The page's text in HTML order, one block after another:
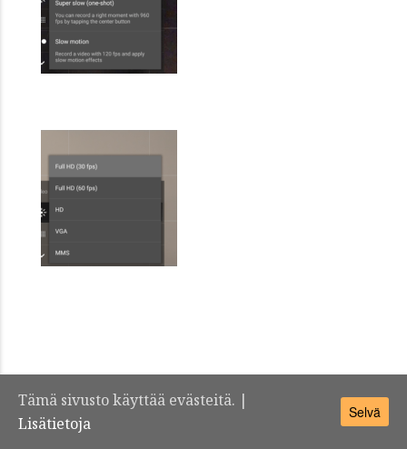
Tämä sivusto käyttää evästeitä. |
Lisätietoja
Selvä